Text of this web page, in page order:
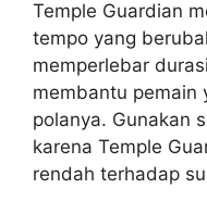
Temple Guardian
tempo yang
memperlebar
membantu pemain
polanya. Gunakan
karena Temple
rendah terhadap